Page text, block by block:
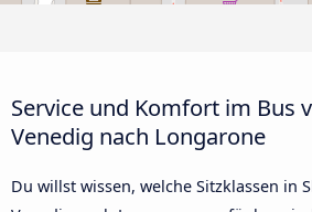
Service und Komfort im Bus
Venedig nach Longarone
Du willst wissen, welche Sitzklassen in